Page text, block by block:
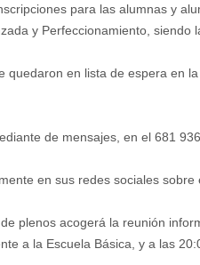
para las alumnas y
y Perfeccionamiento, siendo
quedaron en lista de espera en
de mensajes, en el 681
en sus redes sociales
plenos acogerá la reunión
a la Escuela Básica, y a las